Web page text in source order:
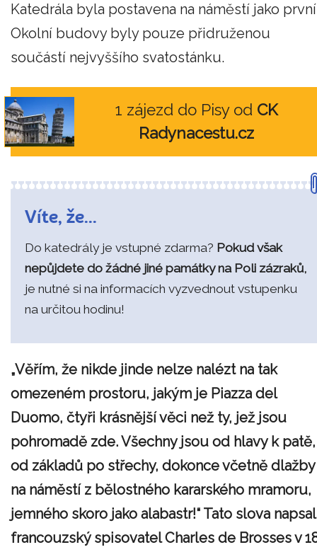
Katedrála byla postavena na náměstí jako
Okolní budovy byly pouze přidruženou
součástí nejvyššího svatostánku.
1 zájezd do Pisy od CK
Radynacestu.cz
Víte, že...
Do katedrály je vstupné zdarma? Pokud však
nepůjdete do žádné jiné památky na Poli zázraků,
je nutné si na informacích vyzvednout vstupenku
na určitou hodinu!
„Věřím, že nikde jinde nelze nalézt na tak
omezeném prostoru, jakým je Piazza del
Duomo, čtyři krásnější věci než ty, jež jsou
pohromadě zde. Všechny jsou od hlavy k patě,
od základů po střechy, dokonce včetně dlažby
na náměstí z bělostného kararského mramoru,
jemného skoro jako alabastr!“ Tato slova napsal
francouzský spisovatel Charles de Brosses v